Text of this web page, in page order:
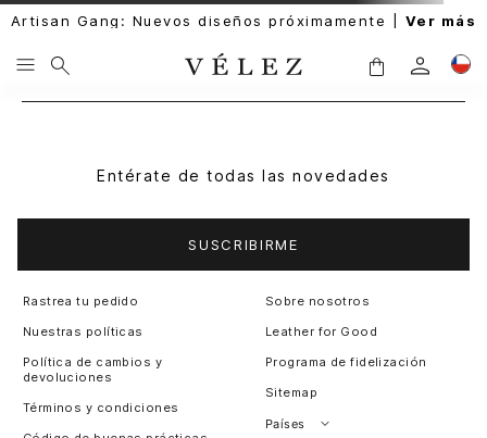
Artisan Gang: Nuevos diseños próximamente | Ver más
Entérate de todas las novedades
SUSCRIBIRME
Rastrea tu pedido
Nuestras políticas
Política de cambios y
devoluciones
Términos y condiciones
Sobre nosotros
Leather for Good
Programa de fidelización
Sitemap
Países